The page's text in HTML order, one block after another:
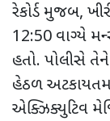
રેકોર્ડ મુજબ,
12:50 વાગ્યે
હતો. પોલીસે તેને
હેઠળ
એક્ઝિક્યુટિવ